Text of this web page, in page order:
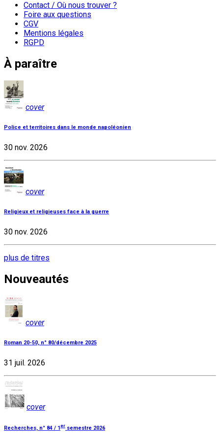
Contact / Où nous trouver ?
Foire aux questions
CGV
Mentions légales
RGPD
À paraître
cover
Police et territoires dans le monde napoléonien
30 nov. 2026
cover
Religieux et religieuses face à la guerre
30 nov. 2026
plus de titres
Nouveautés
cover
Roman 20-50, n° 80/décembre 2025
31 juil. 2026
cover
Recherches, n° 84 / 1 er semestre 2026